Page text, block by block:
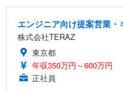
エンジニア向け提案営業
株式会社TERAZ
東京都
年収350万円～600万円
正社員